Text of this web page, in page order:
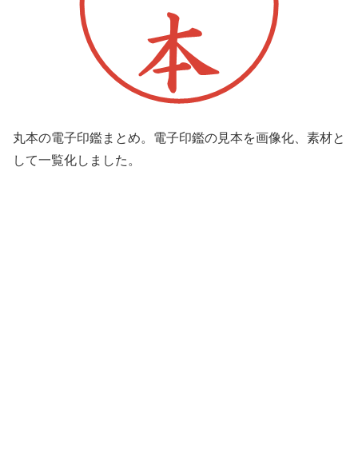
丸本の電子印鑑まとめ。電子印鑑の見本を画像化、素材と
して一覧化しました。